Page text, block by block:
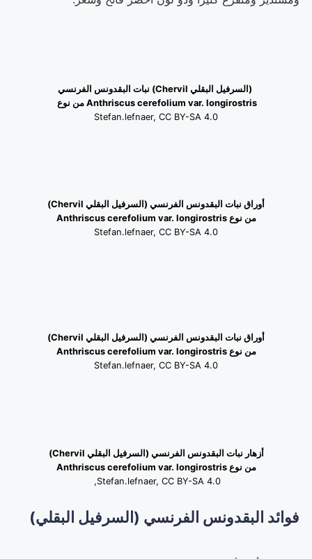
(السرفيل البقلي Chervil) نبات البقدونس الفرنسي
Anthriscus cerefolium var. longirostris من نوع
Stefan.lefnaer, CC BY-SA 4.0
أوراق نبات البقدونس الفرنسي (السرفيل البقلي Chervil
)
من نوعAnthriscus cerefolium var. longirostris
Stefan.lefnaer, CC BY-SA 4.0
أوراق نبات البقدونس الفرنسي (السرفيل البقلي Chervil
)
من نوعAnthriscus cerefolium var. longirostris
Stefan.lefnaer, CC BY-SA 4.0
أزهار نبات البقدونس الفرنسي (السرفيل البقلي Chervil
)
من نوعAnthriscus cerefolium var. longirostris
Stefan.lefnaer, CC BY-SA 4.0,
فوائد البقدونس الفرنسي (السرفيل البقلي)